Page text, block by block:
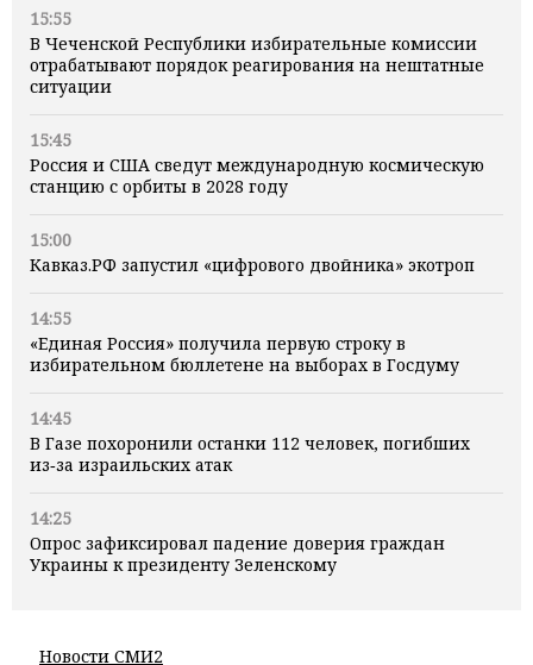
15:55
В Чеченской Республики избирательные комиссии
отрабатывают порядок реагирования на нештатные
ситуации
15:45
Россия и США сведут международную космическую
станцию с орбиты в 2028 году
15:00
Кавказ.РФ запустил «цифрового двойника» экотроп
14:55
«Единая Россия» получила первую строку в
избирательном бюллетене на выборах в Госдуму
14:45
В Газе похоронили останки 112 человек, погибших
из‑за израильских атак
14:25
Опрос зафиксировал падение доверия граждан
Украины к президенту Зеленскому
Новости СМИ2